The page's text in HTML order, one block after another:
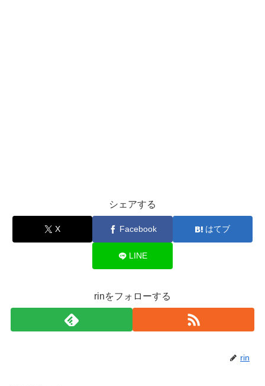
シェアする
X Facebook はてブ
LINE
rinをフォローする
rin